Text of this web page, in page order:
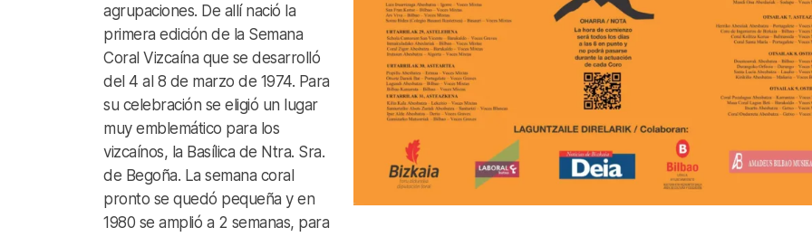
agrupaciones. De allí nació la
primera edición de la Semana
Coral Vizcaína que se desarrolló
del 4 al 8 de marzo de 1974. Para
su celebración se eligió un lugar
muy emblemático para los
vizcaínos, la Basílica de Ntra. Sra.
de Begoña. La semana coral
pronto se quedó pequeña y en
1980 se amplió a 2 semanas, para